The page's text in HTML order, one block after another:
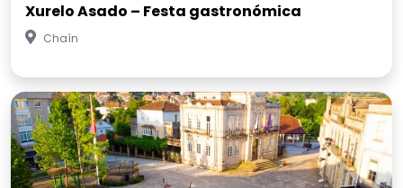
Xurelo Asado – Festa gastronómica
Chaín